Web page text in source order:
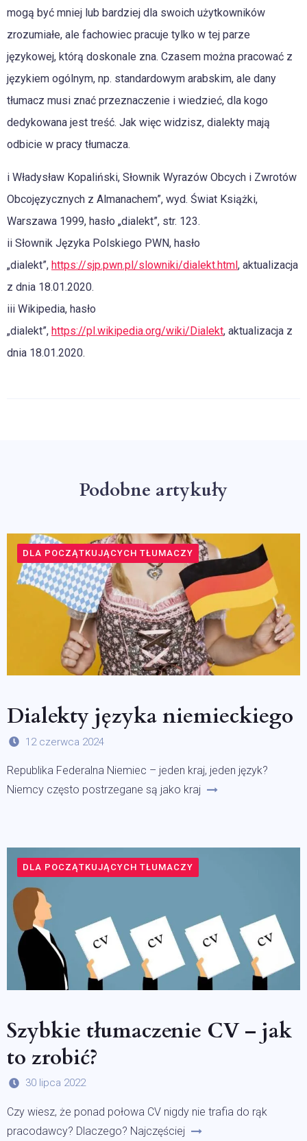
mogą być mniej lub bardziej dla swoich użytkowników
zrozumiałe, ale fachowiec pracuje tylko w tej parze
językowej, którą doskonale zna. Czasem można pracować z
językiem ogólnym, np. standardowym arabskim, ale dany
tłumacz musi znać przeznaczenie i wiedzieć, dla kogo
dedykowana jest treść. Jak więc widzisz, dialekty mają
odbicie w pracy tłumacza.
i Władysław Kopaliński, Słownik Wyrazów Obcych i Zwrotów
Obcojęzycznych z Almanachem”, wyd. Świat Książki,
Warszawa 1999, hasło „dialekt”, str. 123.
ii Słownik Języka Polskiego PWN, hasło
„dialekt”, https://sjp.pwn.pl/slowniki/dialekt.html, aktualizacja
z dnia 18.01.2020.
iii Wikipedia, hasło
„dialekt”, https://pl.wikipedia.org/wiki/Dialekt, aktualizacja z
dnia 18.01.2020.
Podobne artykuły
DLA POCZĄTKUJĄCYCH TŁUMACZY
Dialekty języka niemieckiego
12 czerwca 2024
Republika Federalna Niemiec – jeden kraj, jeden język?
Niemcy często postrzegane są jako kraj
DLA POCZĄTKUJĄCYCH TŁUMACZY
Szybkie tłumaczenie CV – jak
to zrobić?
30 lipca 2022
Czy wiesz, że ponad połowa CV nigdy nie trafia do rąk
pracodawcy? Dlaczego? Najczęściej